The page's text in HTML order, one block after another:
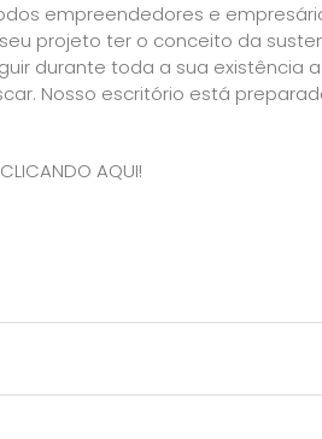
empreendedores e
projeto ter o conceito da
durante toda a sua existência
Nosso escritório está
AQUI!